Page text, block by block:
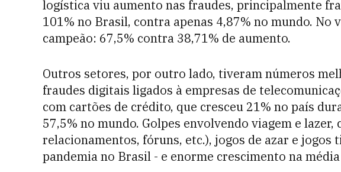
logística viu aumento nas fraudes, principalmente
101% no Brasil, contra apenas 4,87% no mundo. No
campeão: 67,5% contra 38,71% de aumento.
Outros setores, por outro lado, tiveram números
fraudes digitais ligados à empresas de
com cartões de crédito, que cresceu 21% no país
57,5% no mundo. Golpes envolvendo viagem e lazer,
relacionamentos, fóruns, etc.), jogos de azar e jogos
pandemia no Brasil - e enorme crescimento na